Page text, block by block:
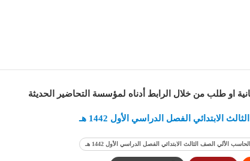
او طلب من خلال الرابط أدناه لمؤسسة التحاضير الحديثة
الفصل الدراسي الأول 1442 هـ
الألي الصف الثالث الابتدائي الفصل الدراسي الأول 1442 هـ